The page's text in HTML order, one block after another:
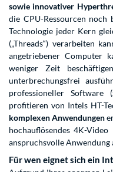
sowie innovativer
die CPU-Ressourcen
Technologie jeder Kern
(„Threads“) verarbeiten
angetriebener Computer
weniger Zeit
unterbrechungsfrei
professioneller Software
profitieren von Intels HT-
komplexen Anwendungen
hochauflösendes 4K-
anspruchsvolle Anwendung
Für wen eignet sich ein